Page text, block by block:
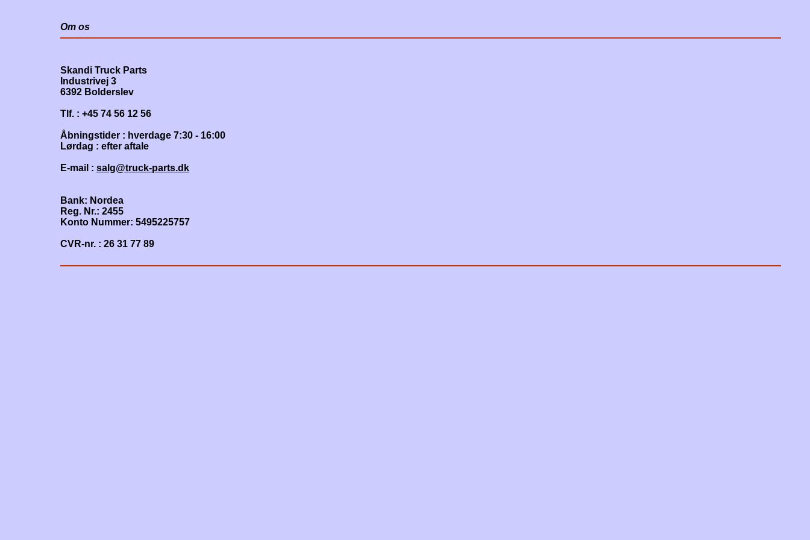
Om os
Skandi Truck Parts
Industrivej 3
6392 Bolderslev
Tlf. : +45 74 56 12 56
Åbningstider : hverdage 7:30 - 16:00
Lørdag : efter aftale
E-mail : salg@truck-parts.dk
Bank: Nordea
Reg. Nr.: 2455
Konto Nummer: 5495225757
CVR-nr. : 26 31 77 89